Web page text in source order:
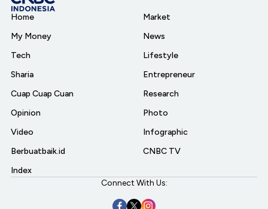
Home
My Money
Tech
Sharia
Cuap Cuap Cuan
Opinion
Video
Berbuatbaik.id
Index
Market
News
Lifestyle
Entrepreneur
Research
Photo
Infographic
CNBC TV
Connect With Us: